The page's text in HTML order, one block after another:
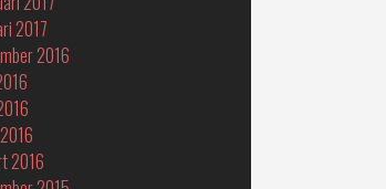
2017
2016
2016